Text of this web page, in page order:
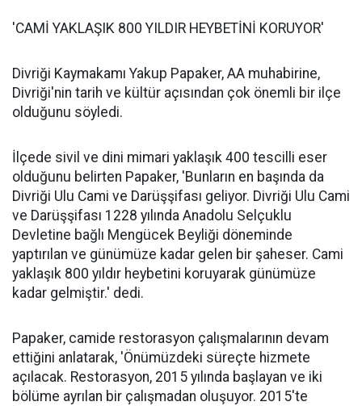
'CAMİ YAKLAŞIK 800 YILDIR HEYBETİNİ KORUYOR'
Divriği Kaymakamı Yakup Papaker, AA muhabirine,
Divriği'nin tarih ve kültür açısından çok önemli bir ilçe
olduğunu söyledi.
İlçede sivil ve dini mimari yaklaşık 400 tescilli eser
olduğunu belirten Papaker, 'Bunların en başında da
Divriği Ulu Cami ve Darüşşifası geliyor. Divriği Ulu Cami
ve Darüşşifası 1228 yılında Anadolu Selçuklu
Devletine bağlı Mengücek Beyliği döneminde
yaptırılan ve günümüze kadar gelen bir şaheser. Cami
yaklaşık 800 yıldır heybetini koruyarak günümüze
kadar gelmiştir.' dedi.
Papaker, camide restorasyon çalışmalarının devam
ettiğini anlatarak, 'Önümüzdeki süreçte hizmete
açılacak. Restorasyon, 2015 yılında başlayan ve iki
bölüme ayrılan bir çalışmadan oluşuyor. 2015'te